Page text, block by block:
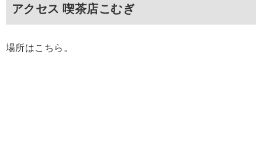
アクセス 喫茶店こむぎ
場所はこちら。